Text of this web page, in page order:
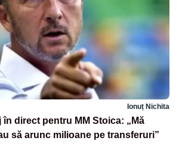
Ionuț Nichita
în direct pentru MM Stoica: „Mă
să arunc milioane pe transferuri”